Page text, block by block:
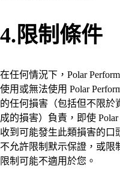
4.限制條件
在任何情況下，Polar
使用或無法使用 Polar
的任何損害（包括但不限於
成的損害）負責，即使 Polar
收到可能發生此類損害的口
不允許限制默示保證，或限
限制可能不適用於您。